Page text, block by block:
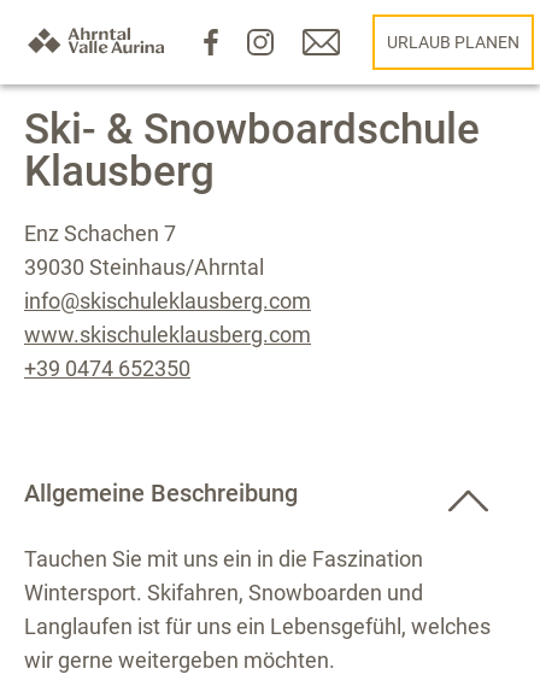
URLAUB PLANEN
Ski- & Snowboardschule
Klausberg
Enz Schachen 7
39030 Steinhaus/Ahrntal
info@skischuleklausberg.com
www.skischuleklausberg.com
+39 0474 652350
Allgemeine Beschreibung
Tauchen Sie mit uns ein in die Faszination
Wintersport. Skifahren, Snowboarden und
Langlaufen ist für uns ein Lebensgefühl, welches
wir gerne weitergeben möchten.